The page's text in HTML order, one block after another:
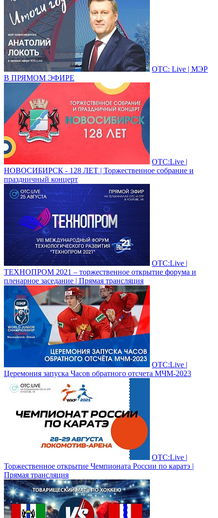
ОТС: Live | МЭР
В ПРЯМОМ ЭФИРЕ
ОТС:Live |
НОВОСИБИРСК - 128 ЛЕТ | Торжественное собрание и
праздничный концерт
ОТС:Live |
ТЕХНОПРОМ 2021 – торжественное открытие форума и
пленарное заседание | Прямая трансляция
ОТС:Live |
Церемония запуска Часов обратного отсчета МЧМ-2023
ОТС:Live |
Торжественное открытие Чемпионата России по каратэ |
Прямая трансляция